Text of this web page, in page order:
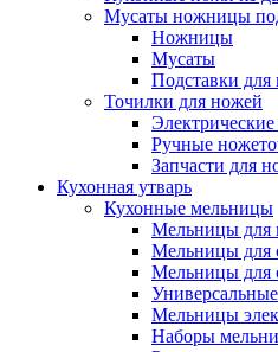
Мусаты ножницы
Ножницы
Мусаты
Подставки для
Точилки для ножей
Ручные
Запчасти для
Кухонная утварь
Кухонные мельницы
Мельницы для
Мельницы для
Мельницы для
Мельницы
Наборы